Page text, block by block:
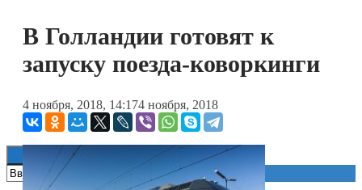
Книги
В Голландии готовят к
запуску поезда-коворкинги
4 ноября, 2018, 14:174 ноября, 2018